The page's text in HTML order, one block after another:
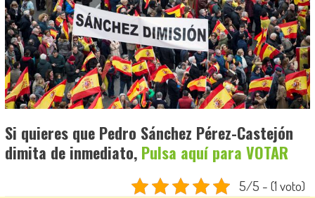
Si quieres que Pedro Sánchez Pérez-Castejón
dimita de inmediato, Pulsa aquí para VOTAR
5/5 - (1 voto)